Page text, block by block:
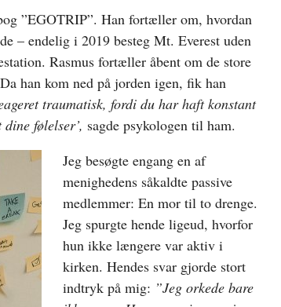
”EGOTRIP”. Han fortæller om, hvordan
– endelig i 2019 besteg Mt. Everest uden
Rasmus fortæller åbent om de store
han kom ned på jorden igen, fik han
traumatisk, fordi du har haft konstant
følelser’, sagde psykologen til ham.
Jeg besøgte engang en af
menighedens såkaldte passive
medlemmer: En mor til to drenge.
Jeg spurgte hende ligeud, hvorfor
hun ikke længere var aktiv i
kirken. Hendes svar gjorde stort
indtryk på mig: ”Jeg orkede bare